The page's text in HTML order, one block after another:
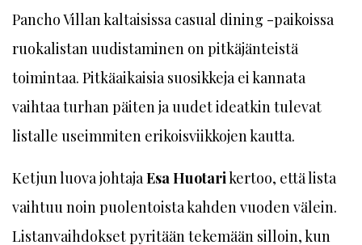
Pancho Villan kaltaisissa casual dining -paikoissa
ruokalistan uudistaminen on pitkäjänteistä
toimintaa. Pitkäaikaisia suosikkeja ei kannata
vaihtaa turhan päiten ja uudet ideatkin tulevat
listalle useimmiten erikoisviikkojen kautta.
Ketjun luova johtajaEsa Huotarikertoo, että lista
vaihtuu noin puolentoista kahden vuoden välein.
Listanvaihdokset pyritään tekemään silloin, kun